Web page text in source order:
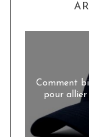
Comment
pour